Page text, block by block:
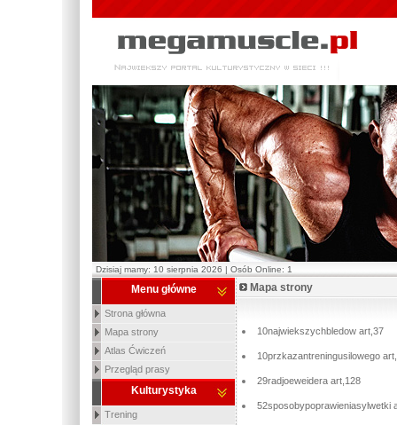
Dzisiaj mamy: 10 sierpnia 2026 | Osób Online: 1
Menu główne
Strona główna
Mapa strony
Atlas Ćwiczeń
Przegląd prasy
Kulturystyka
Trening
Mapa strony
10najwiekszychbledow art,37
10przkazantreningusilowego
29radjoeweidera art,128
52sposobypoprawieniasylwetki